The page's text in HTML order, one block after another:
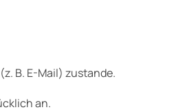
B. E-Mail) zustande.
an.